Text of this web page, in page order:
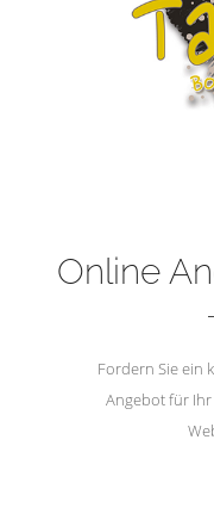
Online
Fordern Sie ein
Angebot für